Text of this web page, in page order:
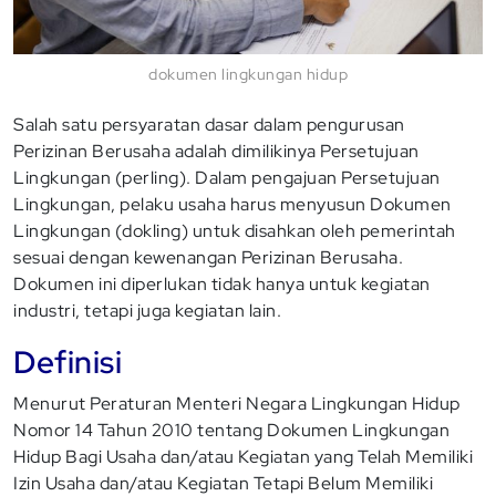
dokumen lingkungan hidup
Salah satu persyaratan dasar dalam pengurusan
Perizinan Berusaha adalah dimilikinya Persetujuan
Lingkungan (perling). Dalam pengajuan Persetujuan
Lingkungan, pelaku usaha harus menyusun Dokumen
Lingkungan (dokling) untuk disahkan oleh pemerintah
sesuai dengan kewenangan Perizinan Berusaha.
Dokumen ini diperlukan tidak hanya untuk kegiatan
industri, tetapi juga kegiatan lain.
Definisi
Menurut Peraturan Menteri Negara Lingkungan Hidup
Nomor 14 Tahun 2010 tentang Dokumen Lingkungan
Hidup Bagi Usaha dan/atau Kegiatan yang Telah Memiliki
Izin Usaha dan/atau Kegiatan Tetapi Belum Memiliki